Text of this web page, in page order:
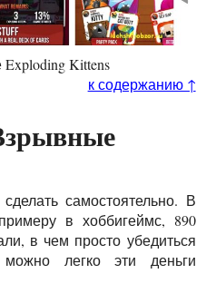
Kittens
к содержанию ↑
самостоятельно. В
в хоббигеймс, 890
в чем просто убедиться
легко эти деньги